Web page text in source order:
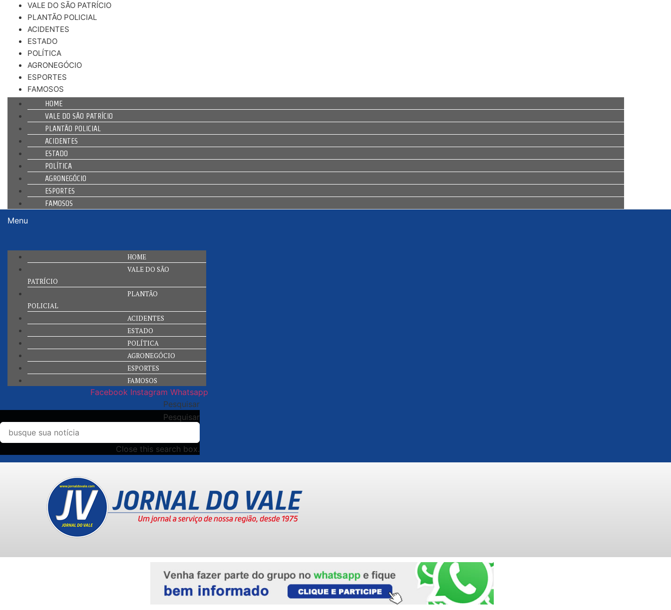
VALE DO SÃO PATRÍCIO
PLANTÃO POLICIAL
ACIDENTES
ESTADO
POLÍTICA
AGRONEGÓCIO
ESPORTES
FAMOSOS
HOME
VALE DO SÃO PATRÍCIO
PLANTÃO POLICIAL
ACIDENTES
ESTADO
POLÍTICA
AGRONEGÓCIO
ESPORTES
FAMOSOS
Menu
HOME
VALE DO SÃO
PATRÍCIO
PLANTÃO
POLICIAL
ACIDENTES
ESTADO
POLÍTICA
AGRONEGÓCIO
ESPORTES
FAMOSOS
Facebook Instagram Whatsapp
Pesquisar
Pesquisar
Close this search box.